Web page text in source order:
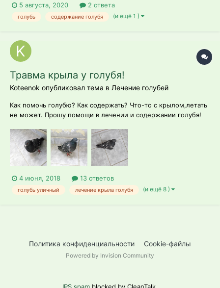
сильным кровотечением. Сейчас лапка полностью зажила.
Но возникла проблема с другой лапкой. В чем проблема:
5 августа, 2020 2 ответа
голубь содержание голубя (и ещё 1 )
Травма крыла у голубя!
Koteenok опубликовал тема в Лечение голубей
Как помочь голубю? Как содержать? Что-то с крылом,летать
не может. Прошу помощи в лечении и содержании голубя!
4 июня, 2018 13 ответов
голубь уличный лечение крыла голубя (и ещё 8 )
Политика конфиденциальности Cookie-файлы
Powered by Invision Community